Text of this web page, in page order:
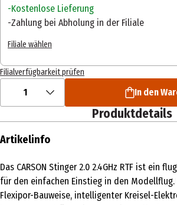
Kostenlose Lieferung
Zahlung bei Abholung in der Filiale
Filiale wählen
Filialverfügbarkeit prüfen
1 In den
Produktdetails
Artikelinfo
Das CARSON Stinger 2.0 2.4GHz RTF ist ein
für den einfachen Einstieg in den Modellflug.
Flexipor-Bauweise, intelligenter Kreisel-